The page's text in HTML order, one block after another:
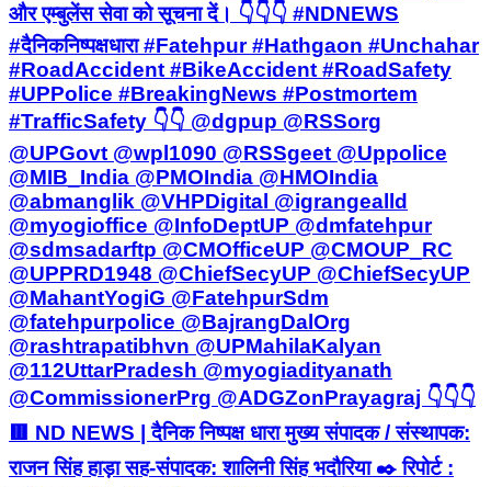
और एम्बुलेंस सेवा को सूचना दें। 👇👇👇 #NDNEWS
#दैनिकनिष्पक्षधारा #Fatehpur #Hathgaon #Unchahar
#RoadAccident #BikeAccident #RoadSafety
#UPPolice #BreakingNews #Postmortem
#TrafficSafety 👇👇 @dgpup @RSSorg
@UPGovt @wpl1090 @RSSgeet @Uppolice
@MIB_India @PMOIndia @HMOIndia
@abmanglik @VHPDigital @igrangealld
@myogioffice @InfoDeptUP @dmfatehpur
@sdmsadarftp @CMOfficeUP @CMOUP_RC
@UPPRD1948 @ChiefSecyUP @ChiefSecyUP
@MahantYogiG @FatehpurSdm
@fatehpurpolice @BajrangDalOrg
@rashtrapatibhvn @UPMahilaKalyan
@112UttarPradesh @myogiadityanath
@CommissionerPrg @ADGZonPrayagraj 👇👇👇
🟥 ND NEWS | दैनिक निष्पक्ष धारा मुख्य संपादक / संस्थापक:
राजन सिंह हाड़ा सह-संपादक: शालिनी सिंह भदौरिया ✒️ रिपोर्ट :